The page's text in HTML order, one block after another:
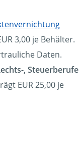
3,00 je Behälter.
Daten.
, Steuerberufe
EUR 25,00 je